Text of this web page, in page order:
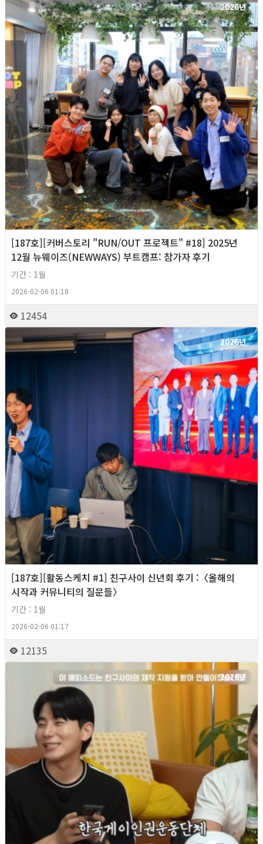
2026년
[187호][커버스토리 "RUN/OUT 프로젝트" #18] 2025년
12월 뉴웨이즈(NEWWAYS) 부트캠프: 참가자 후기
기간 : 1월
2026-02-06 01:18
12454
2026년
[187호][활동스케치 #1] 친구사이 신년회 후기 :〈올해의
시작과 커뮤니티의 질문들〉
기간 : 1월
2026-02-06 01:17
12135
2026년